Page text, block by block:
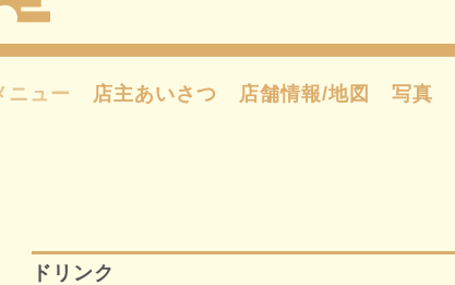
ニュー 店主あいさつ 店舗情報/地図 写真
ドリンク